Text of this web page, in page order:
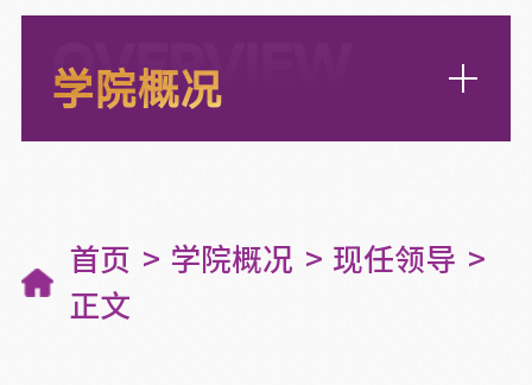
OVERVIEW
学院概况
首页 学院概况
现任领导
正文